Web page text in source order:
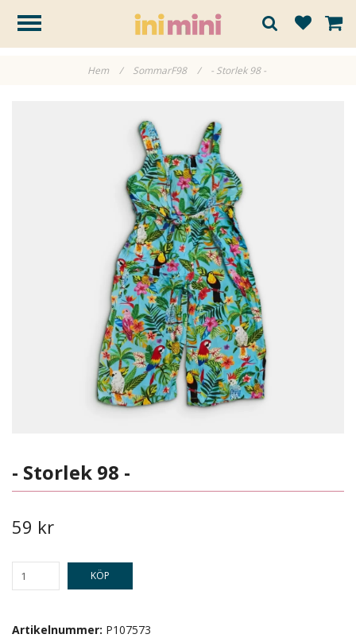
Hem / SommarF98 / - Storlek 98 -
- Storlek 98 -
59 kr
KÖP
Artikelnummer: P107573